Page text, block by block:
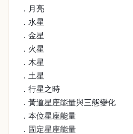
．月亮
．水星
．金星
．火星
．木星
．土星
．行星之時
．黃道星座能量與三態變化
．本位星座能量
．固定星座能量